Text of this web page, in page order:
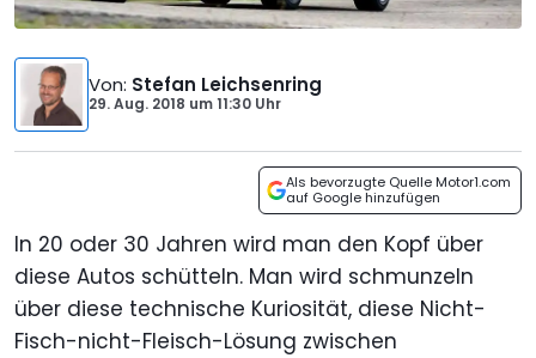
Von: Stefan Leichsenring
29. Aug. 2018 um11:30 Uhr
Als bevorzugte Quelle Motor1.com
auf Google hinzufügen
In 20 oder 30 Jahren wird man den Kopf über
diese Autos schütteln. Man wird schmunzeln
über diese technische Kuriosität, diese Nicht-
Fisch-nicht-Fleisch-Lösung zwischen